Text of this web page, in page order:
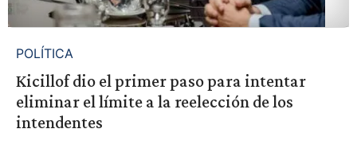
POLÍTICA
Kicillof dio el primer paso para intentar
eliminar el límite a la reelección de los
intendentes